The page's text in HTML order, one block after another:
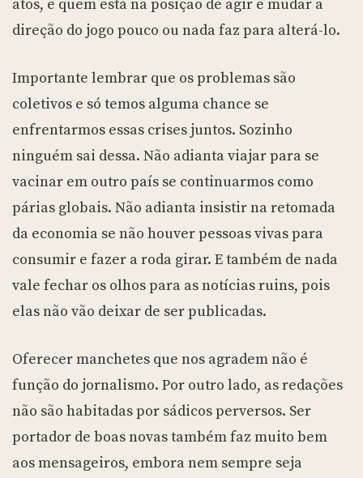
atos, e quem está na posição de agir e mudar a
direção do jogo pouco ou nada faz para alterá-lo.
Importante lembrar que os problemas são
coletivos e só temos alguma chance se
enfrentarmos essas crises juntos. Sozinho
ninguém sai dessa. Não adianta viajar para se
vacinar em outro país se continuarmos como
párias globais. Não adianta insistir na retomada
da economia se não houver pessoas vivas para
consumir e fazer a roda girar. E também de nada
vale fechar os olhos para as notícias ruins, pois
elas não vão deixar de ser publicadas.
Oferecer manchetes que nos agradem não é
função do jornalismo. Por outro lado, as redações
não são habitadas por sádicos perversos. Ser
portador de boas novas também faz muito bem
aos mensageiros, embora nem sempre seja